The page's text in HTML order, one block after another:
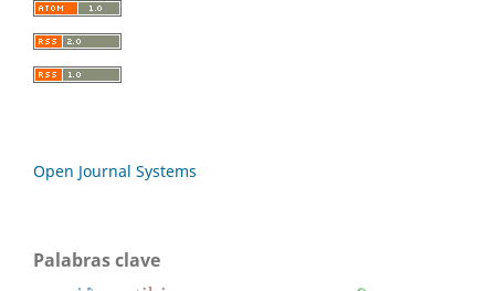
Open Journal Systems
Palabras clave